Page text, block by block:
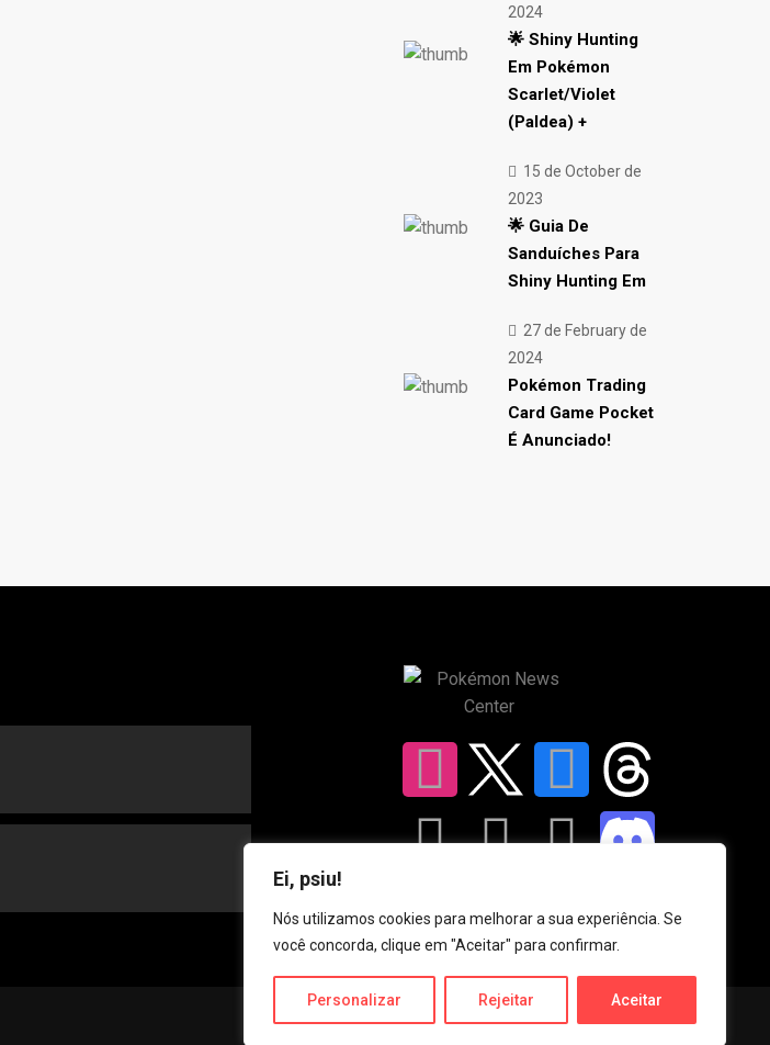
Ei, psiu!
Nós utilizamos cookies para melhorar a sua experiência. Se
você concorda, clique em "Aceitar" para confirmar.
Personalizar Rejeitar Aceitar
2024
🌟 Shiny Hunting
Em Pokémon
Scarlet/Violet
(Paldea) +
15 de October de
2023
🌟 Guia De
Sanduíches Para
Shiny Hunting Em
27 de February de
2024
Pokémon Trading
Card Game Pocket
É Anunciado!
Privacy & Policy Claim A Report Careers